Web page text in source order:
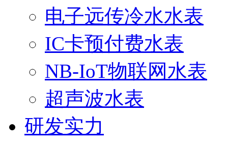
电子远传冷水水表
IC卡预付费水表
NB-IoT物联网水表
超声波水表
研发实力